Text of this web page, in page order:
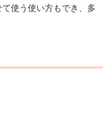
使う使い方もでき、多